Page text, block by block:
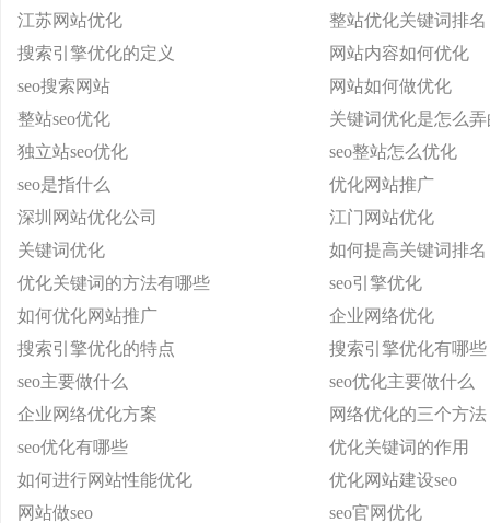
江苏网站优化
整站优化关键词排名
搜索引擎优化的定义
网站内容如何优化
seo搜索网站
网站如何做优化
整站seo优化
关键词优化是怎么弄
独立站seo优化
seo整站怎么优化
seo是指什么
优化网站推广
深圳网站优化公司
江门网站优化
关键词优化
如何提高关键词排名
优化关键词的方法有哪些
seo引擎优化
如何优化网站推广
企业网络优化
搜索引擎优化的特点
搜索引擎优化有哪些
seo主要做什么
seo优化主要做什么
企业网络优化方案
网络优化的三个方法
seo优化有哪些
优化关键词的作用
如何进行网站性能优化
优化网站建设seo
网站做seo
seo官网优化